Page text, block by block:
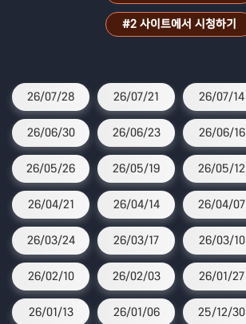
#2 사이트에서 시청하기
26/07/28 26/07/21 26/07/14
26/06/30 26/06/23 26/06/16
26/05/26 26/05/19 26/05/12
26/04/21 26/04/14 26/04/07
26/03/24 26/03/17 26/03/10
26/02/10 26/02/03 26/01/27
26/01/13 26/01/06 25/12/30